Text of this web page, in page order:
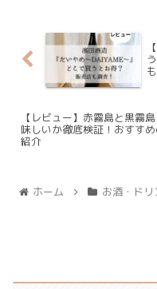
【レビュー】赤霧島と黒霧
味しいか徹底検証！おすす
紹介
ホーム お酒・ドリ